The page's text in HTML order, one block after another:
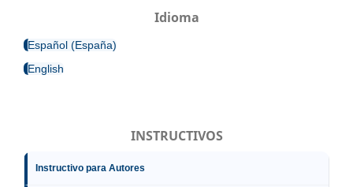
Idioma
Español (España)
English
INSTRUCTIVOS
Instructivo para Autores